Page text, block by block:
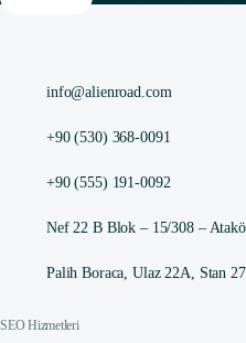
info@alienroad.com
+90 (530) 368-0091
+90 (555) 191-0092
Nef 22 B Blok – 15/308 –
Palih Boraca, Ulaz 22A, Stan
SEO Hizmetleri